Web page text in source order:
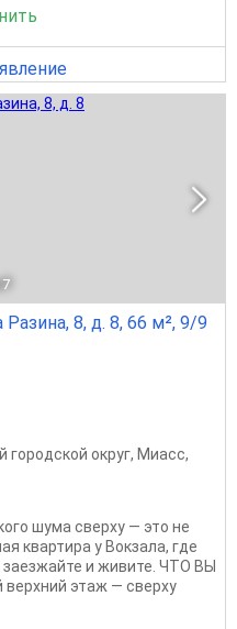
7
8, д. 8, 66 м², 9/9
городской округ, Миасс,
шума сверху — это не
квартира у Вокзала, где
и живите. ЧТО ВЫ
этаж — сверху